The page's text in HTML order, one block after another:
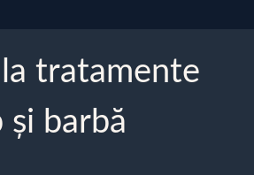
tratamente
și barbă